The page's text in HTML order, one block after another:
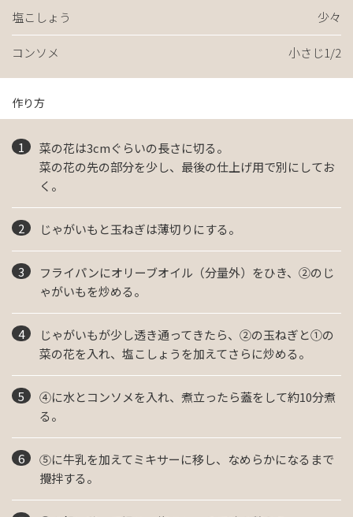
塩こしょう 少々
コンソメ 小さじ1/2
作り方
菜の花は3cmぐらいの長さに切る。
菜の花の先の部分を少し、最後の仕上げ用で別にしてお
く。
じゃがいもと玉ねぎは薄切りにする。
フライパンにオリーブオイル（分量外）をひき、②のじ
ゃがいもを炒める。
じゃがいもが少し透き通ってきたら、②の玉ねぎと①の
菜の花を入れ、塩こしょうを加えてさらに炒める。
④に水とコンソメを入れ、煮立ったら蓋をして約10分煮
る。
⑤に牛乳を加えてミキサーに移し、なめらかになるまで
攪拌する。